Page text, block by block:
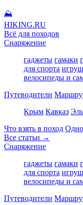
⛰
HIKING.RU
Всё для походов
Снаряжение
гаджеты гамаки
для спорта
велосипеды и
Путеводители
Крым Кавказ
Что взять в поход
Все статьи →
Снаряжение
гаджеты гамаки
для спорта
велосипеды и
Путеводители